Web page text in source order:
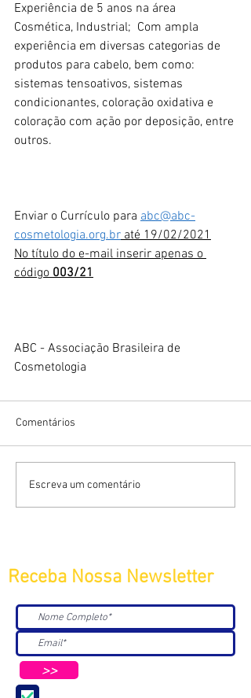
Experiência de 5 anos na área
Cosmética, Industrial;  Com ampla
experiência em diversas categorias de
produtos para cabelo, bem como:
sistemas tensoativos, sistemas
condicionantes, coloração oxidativa e
coloração com ação por deposição, entre
outros.
Enviar o Currículo para abc@abc-
cosmetologia.org.br até 19/02/2021
No título do e-mail inserir apenas o
código 003/21
ABC - Associação Brasileira de
Cosmetologia
Comentários
Escreva um comentário
Receba Nossa Newsletter
>>